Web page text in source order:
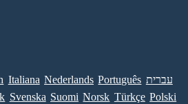
Italiana Nederlands Português עברית
Svenska Suomi Norsk Türkçe Polski